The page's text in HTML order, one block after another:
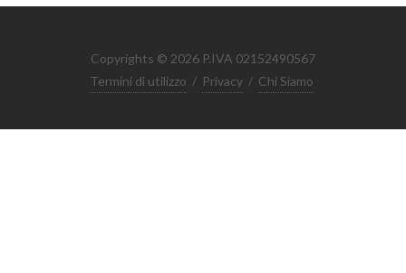
Copyrights © 2026 P.IVA 02152490567
Termini di utilizzo / Privacy / Chi Siamo